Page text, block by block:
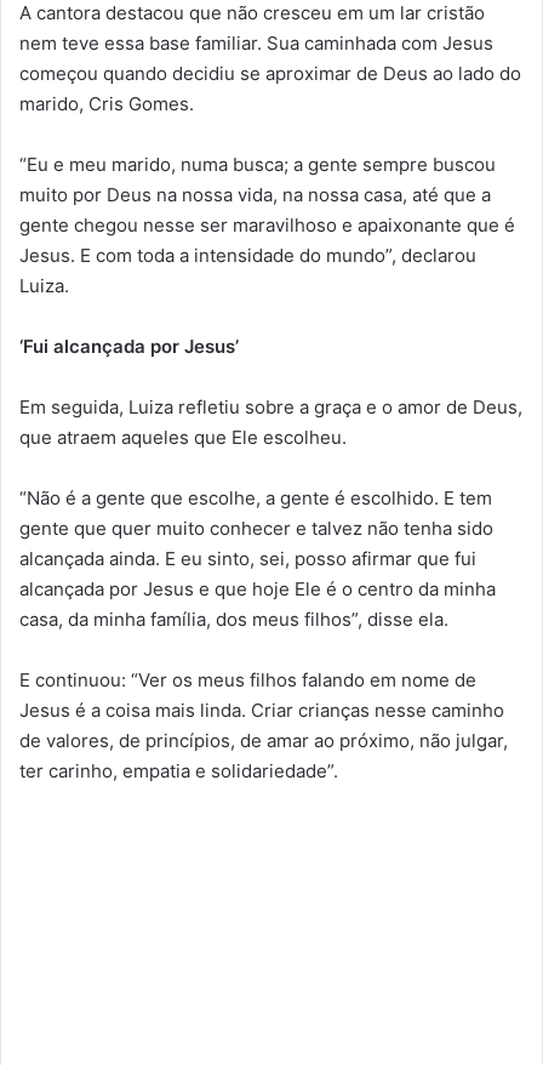
A cantora destacou que não cresceu em um lar cristão
nem teve essa base familiar. Sua caminhada com Jesus
começou quando decidiu se aproximar de Deus ao lado do
marido, Cris Gomes.
“Eu e meu marido, numa busca; a gente sempre buscou
muito por Deus na nossa vida, na nossa casa, até que a
gente chegou nesse ser maravilhoso e apaixonante que é
Jesus. E com toda a intensidade do mundo”, declarou
Luiza.
‘Fui alcançada por Jesus’
Em seguida, Luiza refletiu sobre a graça e o amor de Deus,
que atraem aqueles que Ele escolheu.
“Não é a gente que escolhe, a gente é escolhido. E tem
gente que quer muito conhecer e talvez não tenha sido
alcançada ainda. E eu sinto, sei, posso afirmar que fui
alcançada por Jesus e que hoje Ele é o centro da minha
casa, da minha família, dos meus filhos”, disse ela.
E continuou: “Ver os meus filhos falando em nome de
Jesus é a coisa mais linda. Criar crianças nesse caminho
de valores, de princípios, de amar ao próximo, não julgar,
ter carinho, empatia e solidariedade”.